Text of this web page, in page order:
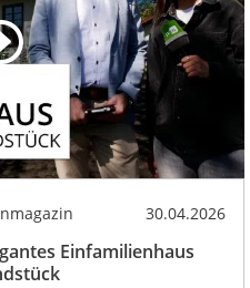
30.04.2026
Einfamilienhaus